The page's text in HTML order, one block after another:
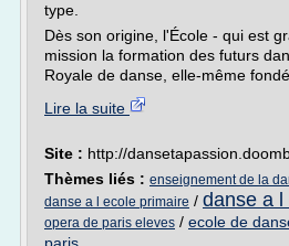
type.
Dès son origine, l'École - qui est
mission la formation des futurs
Royale de danse, elle-même
Lire la suite
Site : http://
Thèmes liés : enseignement de la
danse a l ecole primaire / danse a l
opera de paris eleves / ecole de